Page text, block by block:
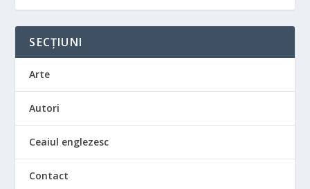
SECȚIUNI
Arte
Autori
Ceaiul englezesc
Contact